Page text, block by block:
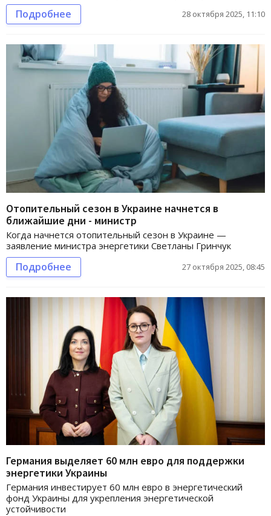
Подробнее 28 октября 2025, 11:10
Отопительный сезон в Украине начнется в
ближайшие дни - министр
Когда начнется отопительный сезон в Украине —
заявление министра энергетики Светланы Гринчук
Подробнее 27 октября 2025, 08:45
Германия выделяет 60 млн евро для поддержки
энергетики Украины
Германия инвестирует 60 млн евро в энергетический
фонд Украины для укрепления энергетической
устойчивости